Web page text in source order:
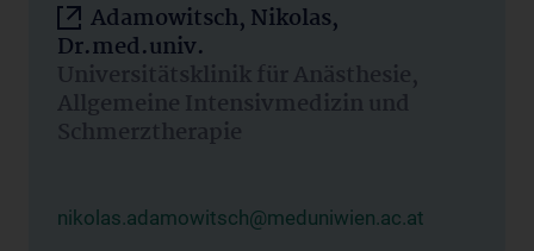
Adamowitsch, Nikolas,
Dr.med.univ.
Universitätsklinik für Anästhesie,
Allgemeine Intensivmedizin und
Schmerztherapie
nikolas.adamowitsch@meduniwien.ac.at